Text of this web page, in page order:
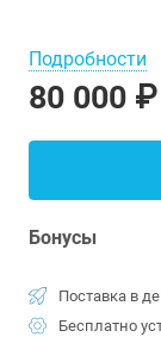
Подробности
80 000 ₽
Бонусы
Поставка в
Бесплатно